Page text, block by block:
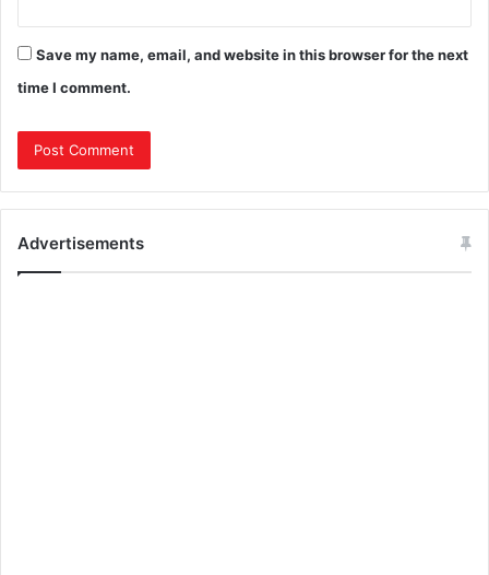
Save my name, email, and website in this browser for the next
time I comment.
Advertisements